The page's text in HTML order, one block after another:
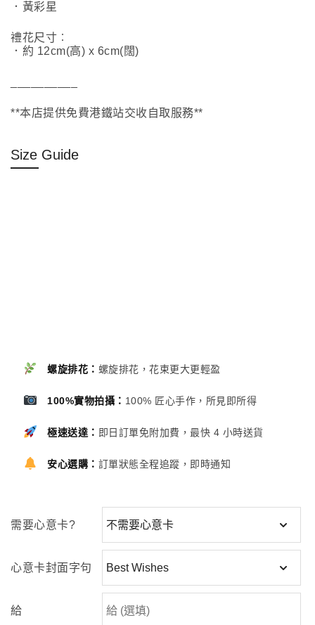
．黃彩星
禮花尺寸︰
．約 12cm(高) x 6cm(闊)
**本店提供免費港鐵站交收自取服務**
Size Guide
螺旋排花： 螺旋排花，花束更大更輕盈
100%實物拍攝： 100% 匠心手作，所見即所得
極速送達： 即日訂單免附加費，最快 4 小時送貨
安心選購： 訂單狀態全程追蹤，即時通知
需要心意卡?
心意卡封面字句
給